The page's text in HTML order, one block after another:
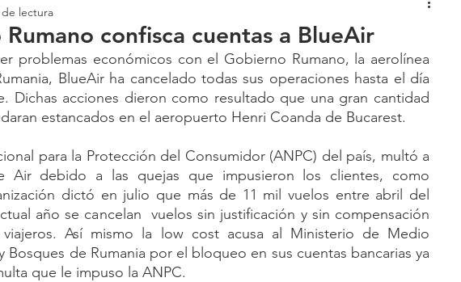
confisca cuentas a BlueAir
de lectura
problemas económicos con el Gobierno Rumano, la aerolínea
BlueAir ha cancelado todas sus operaciones hasta el día
Dichas acciones dieron como resultado que una gran cantidad
estancados en el aeropuerto Henri Coanda de Bucarest.
para la Protección del Consumidor (ANPC) del país, multó a
Air debido a las quejas que impusieron los clientes, como
dictó en julio que más de 11 mil vuelos entre abril del
año se cancelan  vuelos sin justificación y sin compensación
Así mismo la low cost acusa al Ministerio de Medio
Bosques de Rumania por el bloqueo en sus cuentas bancarias ya
que le impuso la ANPC.